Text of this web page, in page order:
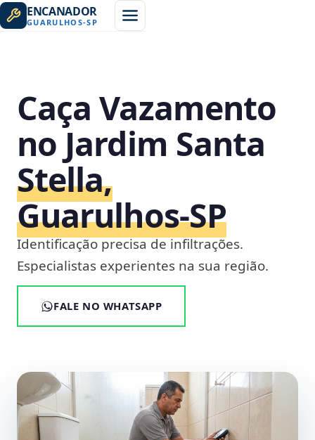
ENCANADOR
GUARULHOS-SP
Caça Vazamento
no Jardim Santa
Stella,
Guarulhos‑SP
Identificação precisa de infiltrações.
Especialistas experientes na sua região.
FALE NO WHATSAPP